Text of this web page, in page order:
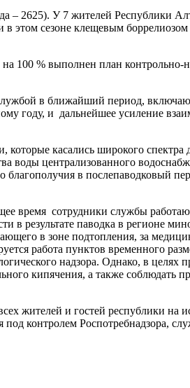
– 2625). У 7 жителей Республики
этом сезоне клещевым
100 % выполнен план контрольно-
в ближайший период,
году, и дальнейшее усиление
касались широкого спектра
воды централизованного
благополучия в послепаводковый
время сотрудники службы
в результате паводка в регионе
в зоне подтопления, за
работа пунктов временного
надзора. Однако, в целях
кипячения, а также соблюдать
жителей и гостей республики на
под контролем Роспотребнадзора,